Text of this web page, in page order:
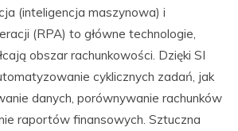
(inteligencja maszynowa) i
(RPA) to główne technologie,
obszar rachunkowości. Dzięki SI
cyklicznych zadań, jak
danych, porównywanie rachunków
raportów finansowych. Sztuczna